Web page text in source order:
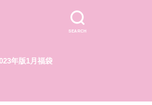
SEARCH
年版1月福袋